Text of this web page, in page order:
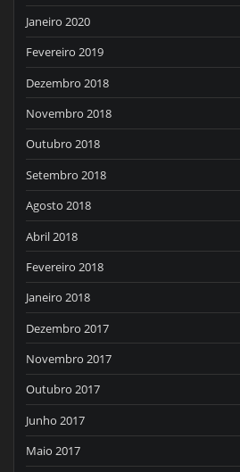
Janeiro 2020
Fevereiro 2019
Dezembro 2018
Novembro 2018
Outubro 2018
Setembro 2018
Agosto 2018
Abril 2018
Fevereiro 2018
Janeiro 2018
Dezembro 2017
Novembro 2017
Outubro 2017
Junho 2017
Maio 2017